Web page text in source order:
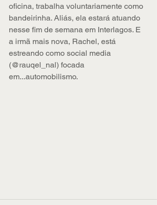
oficina, trabalha voluntariamente como
bandeirinha. Aliás, ela estará atuando
nesse fim de semana em Interlagos. E
a irmã mais nova, Rachel, está
estreando como social media
(@rauqel_nal) focada
em...automobilismo.